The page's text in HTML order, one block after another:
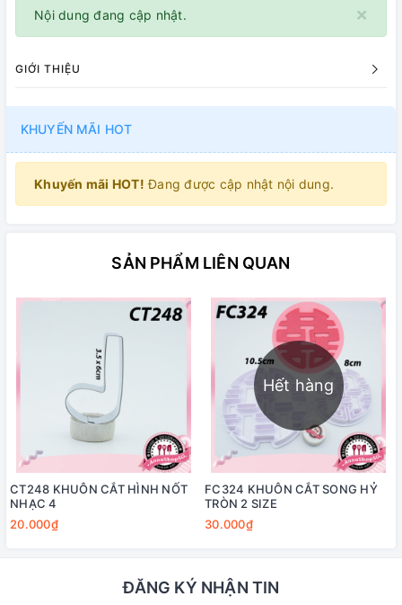
×
Nội dung đang cập nhật.
GIỚI THIỆU
KHUYẾN MÃI HOT
Khuyến mãi HOT! Đang được cập nhật nội dung.
SẢN PHẨM LIÊN QUAN
CT248 KHUÔN CẮT HÌNH NỐT
NHẠC 4
20.000₫
Hết hàng
FC324 KHUÔN CẮT SONG HỶ
TRÒN 2 SIZE
30.000₫
ĐĂNG KÝ NHẬN TIN